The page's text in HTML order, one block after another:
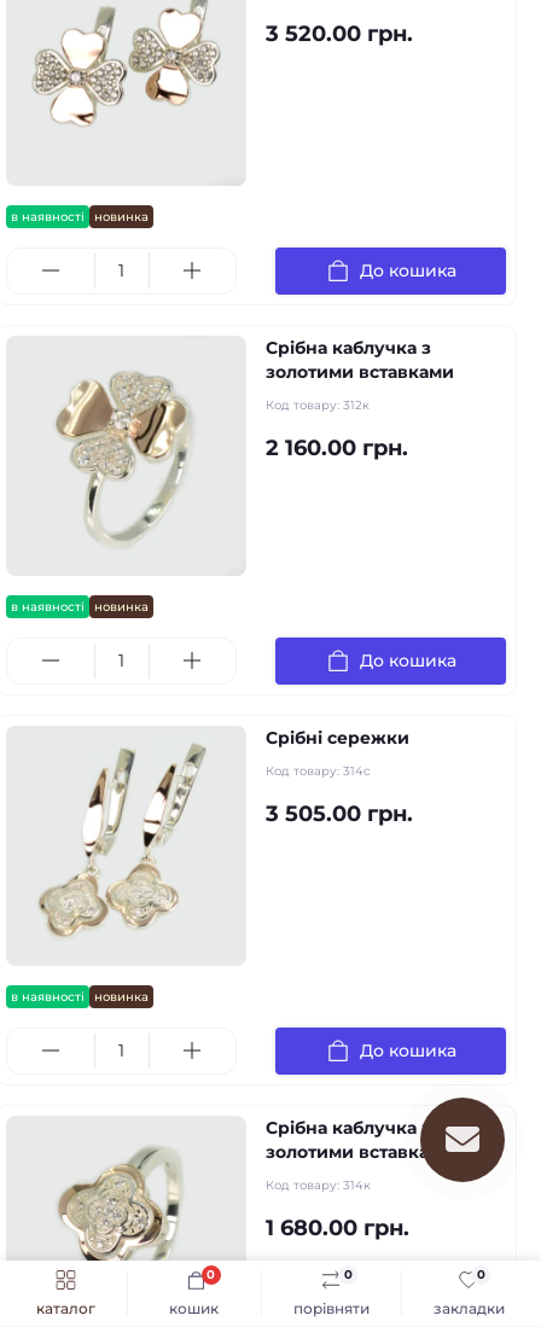
каталог порівняти
0
закладки
0
кошик
0
в наявності новинка
3 520.00 грн.
До кошика
в наявності новинка
Срібна каблучка з
золотими вставками
Код товару: 312к
2 160.00 грн.
До кошика
в наявності новинка
Срібні сережки
Код товару: 314с
3 505.00 грн.
До кошика
Срібна каблучка з
золотими вставками
Код товару: 314к
1 680.00 грн.